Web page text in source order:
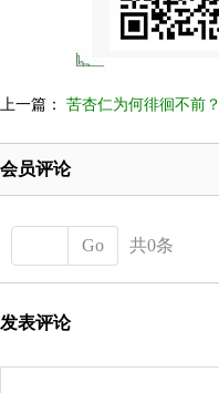
上一篇： 苦杏仁为何徘徊不前？
会员评论
Go 共0条
发表评论